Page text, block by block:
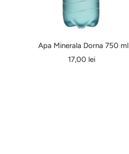
Apa Minerala Dorna 750 ml
17,00 lei